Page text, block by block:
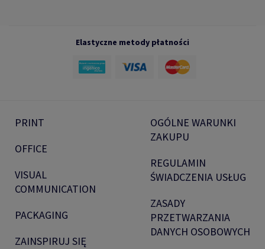
Elastyczne metody płatności
PRINT
OFFICE
VISUAL
COMMUNICATION
PACKAGING
ZAINSPIRUJ SIĘ
OGÓLNE WARUNKI
ZAKUPU
REGULAMIN
ŚWIADCZENIA USŁUG
ZASADY
PRZETWARZANIA
DANYCH OSOBOWYCH